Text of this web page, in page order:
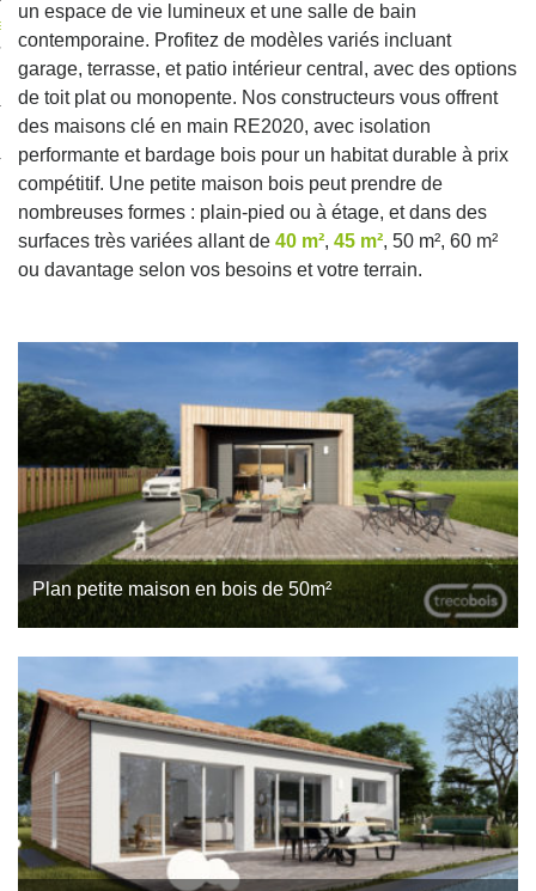
à NESTOR
un espace de vie lumineux et une salle de bain
contemporaine. Profitez de modèles variés incluant
garage, terrasse, et patio intérieur central, avec des options
de toit plat ou monopente. Nos constructeurs vous offrent
des maisons clé en main RE2020, avec isolation
performante et bardage bois pour un habitat durable à prix
compétitif. Une petite maison bois peut prendre de
nombreuses formes : plain-pied ou à étage, et dans des
surfaces très variées allant de 40 m², 45 m², 50 m², 60 m²
ou davantage selon vos besoins et votre terrain.
Plan petite maison en bois de 50m²
faire face aux défis du logement dans les métropoles et les
zones côtières où…